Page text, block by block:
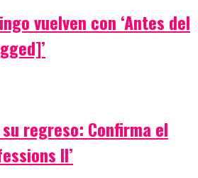
vuelven con ‘Antes del
regreso: Confirma el
II’